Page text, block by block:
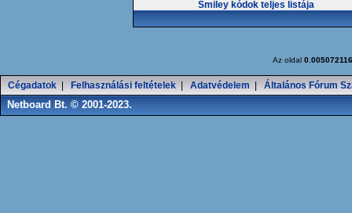
Smiley kódok teljes listája
Az oldal
Cégadatok Felhasználási feltételek Adatvédelem Általános Fórum
Netboard Bt. © 2001-2023.